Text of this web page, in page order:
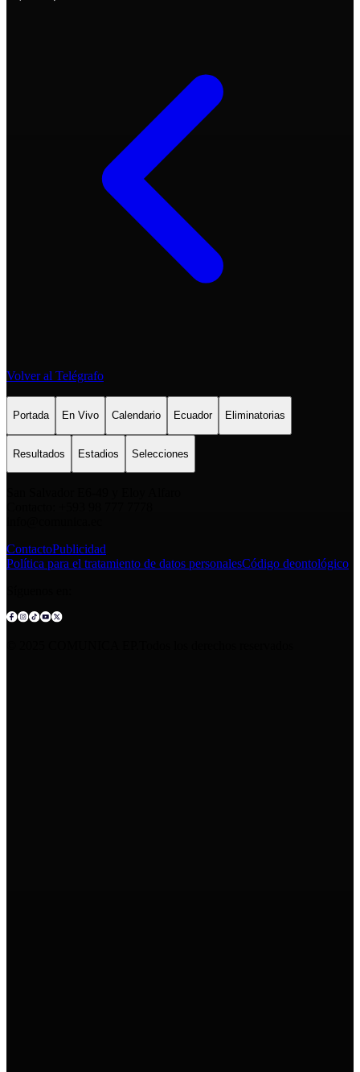
Volver al Telégrafo
Portada En Vivo Calendario Ecuador Eliminatorias
Resultados Estadios Selecciones
ContactoPublicidad
Política para el tratamiento de datos personalesCódigo deontológico